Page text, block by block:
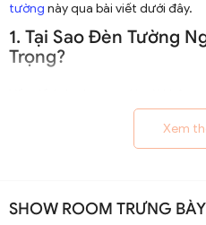
tường này qua bài viết dưới đây.
1. Tại Sao Đèn Tường
Trọng?
mà còn liên quan sâu sắc đến vấn
1.1. Chiếu Sáng Và An Ninh
xuyên sử dụng như lối đi, sân
dễ dàng di chuyển trong đêm và
Xem
SHOW ROOM TRƯNG BÀY